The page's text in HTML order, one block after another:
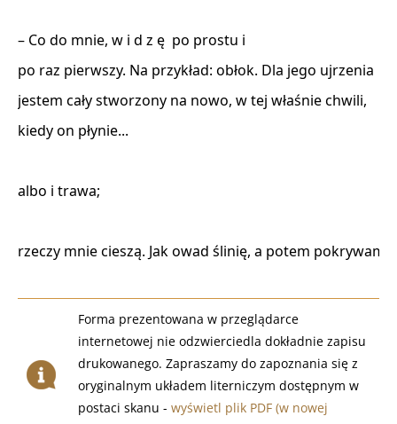
– Co do mnie, w i d z ę  po prostu i
po raz pierwszy. Na przykład: obłok. Dla jego ujrzenia
jestem cały stworzony na nowo, w tej właśnie chwili,
kiedy on płynie...
albo i trawa;
rzeczy mnie cieszą. Jak owad ślinię, a potem pokrywam.
Forma prezentowana w przeglądarce
internetowej nie odzwierciedla dokładnie zapisu
drukowanego. Zapraszamy do zapoznania się z
oryginalnym układem literniczym dostępnym w
postaci skanu - wyświetl plik PDF (w nowej